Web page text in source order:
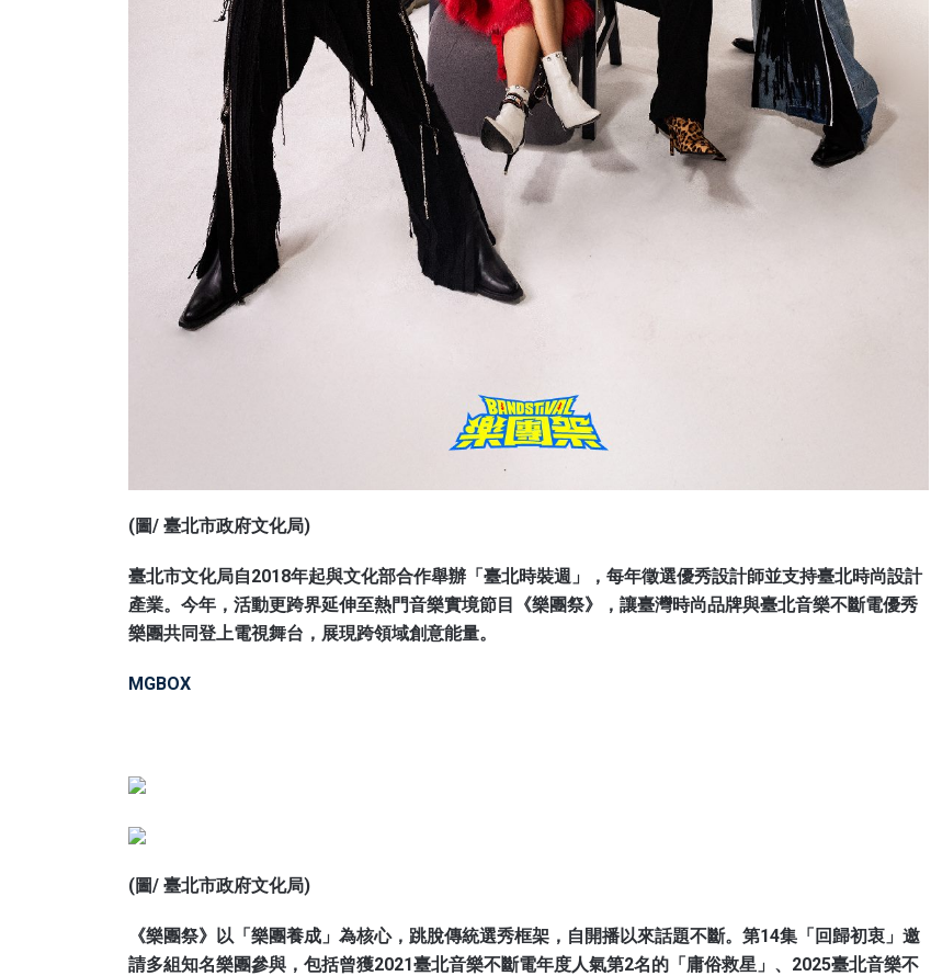
(圖/ 臺北市政府文化局)
臺北市文化局自2018年起與文化部合作舉辦「臺北時裝週」，每年徵選優秀設計師並支持臺北時尚設計
產業。今年，活動更跨界延伸至熱門音樂實境節目《樂團祭》，讓臺灣時尚品牌與臺北音樂不斷電優秀
樂團共同登上電視舞台，展現跨領域創意能量。
MGBOX
(圖/ 臺北市政府文化局)
《樂團祭》以「樂團養成」為核心，跳脫傳統選秀框架，自開播以來話題不斷。第14集「回歸初衷」邀
請多組知名樂團參與，包括曾獲2021臺北音樂不斷電年度人氣第2名的「庸俗救星」、2025臺北音樂不